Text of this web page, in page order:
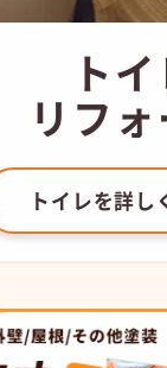
ト
リフ
トイレを詳し